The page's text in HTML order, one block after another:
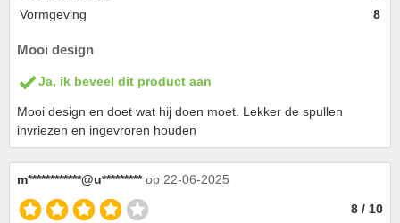
Vormgeving
8
Mooi design
Ja, ik beveel dit product aan
Mooi design en doet wat hij doen moet. Lekker de spullen
invriezen en ingevroren houden
m************@u********* op 22-06-2025
8 / 10